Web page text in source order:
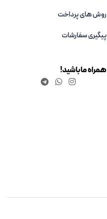
روش های پرداخت
پیگیری سفارشات
همراه ما باشید!